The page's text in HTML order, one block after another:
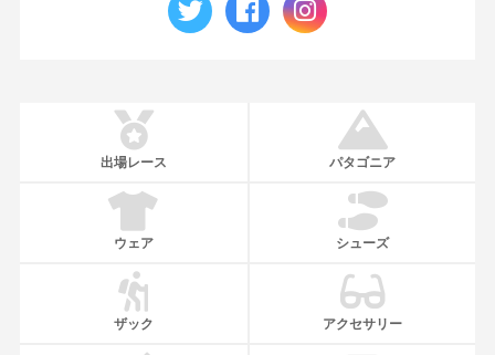
出場レース パタゴニア
ウェア シューズ
ザック アクセサリー